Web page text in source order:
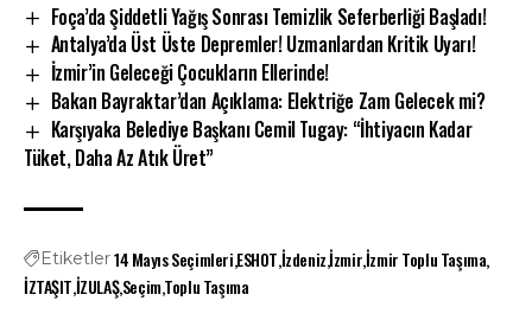
Foça’da Şiddetli Yağış Sonrası Temizlik Seferberliği Başladı!
Antalya’da Üst Üste Depremler! Uzmanlardan Kritik Uyarı!
İzmir’in Geleceği Çocukların Ellerinde!
Bakan Bayraktar’dan Açıklama: Elektriğe Zam Gelecek mi?
Karşıyaka Belediye Başkanı Cemil Tugay: “İhtiyacın Kadar
Tüket, Daha Az Atık Üret”
Etiketler14 Mayıs SeçimleriESHOTİzdenizİzmirİzmir Toplu Taşıma
İZTAŞITİZULAŞSeçimToplu Taşıma